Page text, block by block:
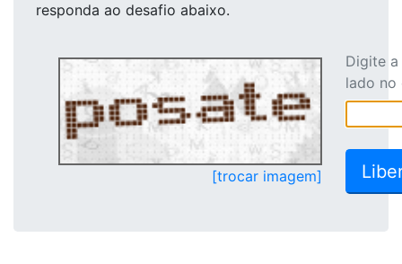
responda ao desafio abaixo.
[trocar imagem]
Digite
lado no